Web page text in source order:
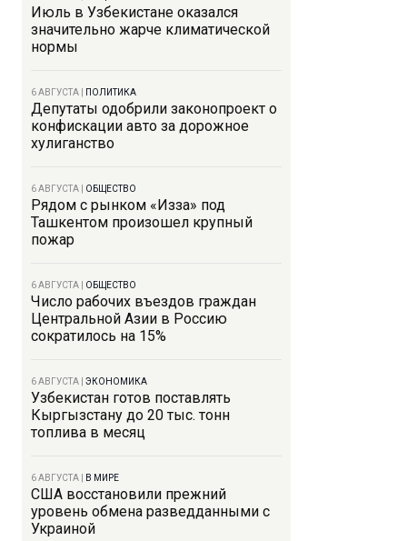
Июль в Узбекистане оказался
значительно жарче климатической
нормы
6 АВГУСТА ПОЛИТИКА
Депутаты одобрили законопроект о
конфискации авто за дорожное
хулиганство
6 АВГУСТА ОБЩЕСТВО
Рядом с рынком «Изза» под
Ташкентом произошел крупный
пожар
6 АВГУСТА ОБЩЕСТВО
Число рабочих въездов граждан
Центральной Азии в Россию
сократилось на 15%
6 АВГУСТА ЭКОНОМИКА
Узбекистан готов поставлять
Кыргызстану до 20 тыс. тонн
топлива в месяц
6 АВГУСТА В МИРЕ
США восстановили прежний
уровень обмена разведданными с
Украиной